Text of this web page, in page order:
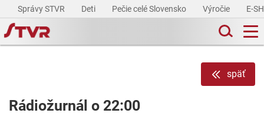
Správy STVR Deti Pečie celé Slovensko Výročie E-
späť
Rádiožurnál o 22:00